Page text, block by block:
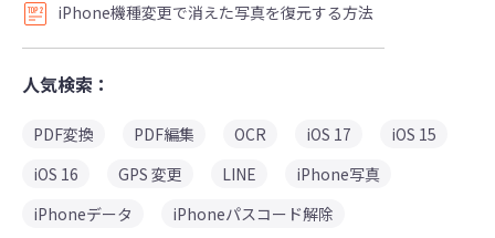
iPhone機種変更で消えた写真を復元する方法
人気検索：
PDF変換 PDF編集 OCR iOS 17
iOS 15
iOS 16
GPS 変更 LINE
iPhone写真
iPhoneデータ
iPhoneパスコード解除